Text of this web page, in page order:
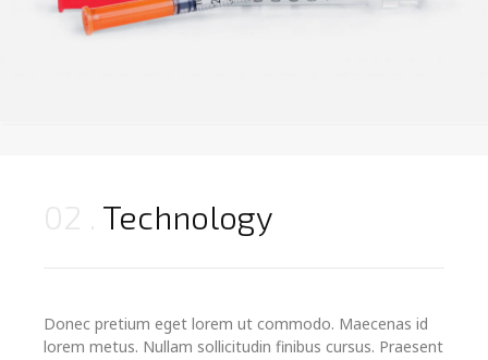
Technology
Donec pretium eget lorem ut commodo. Maecenas id
lorem metus. Nullam sollicitudin finibus cursus. Praesent